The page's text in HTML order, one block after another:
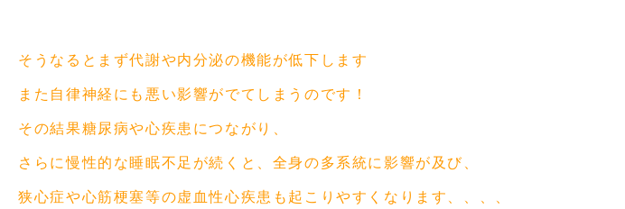
そうなるとまず代謝や内分泌の機能が低下します
また自律神経にも悪い影響がでてしまうのです！
その結果糖尿病や心疾患につながり、
さらに慢性的な睡眠不足が続くと、全身の多系統に影響が及び、
狭心症や心筋梗塞等の虚血性心疾患も起こりやすくなります、、、、